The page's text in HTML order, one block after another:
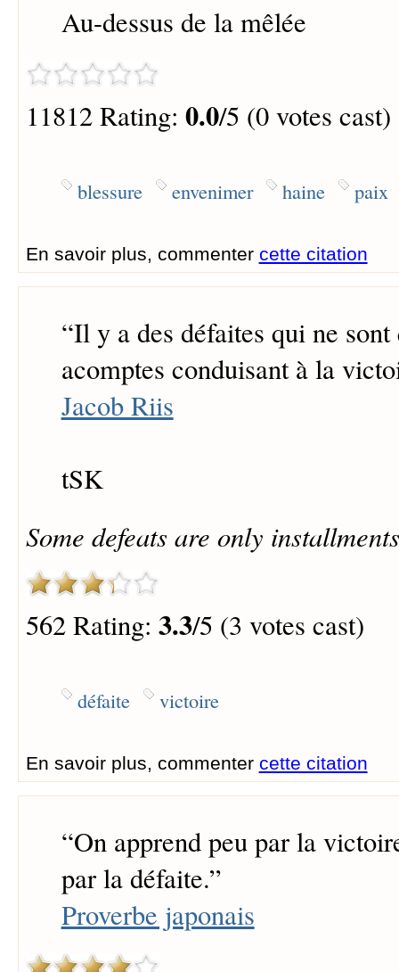
Au-dessus de la mêlée
11812 Rating: 0.0/5 (0 votes cast)
blessure envenimer haine paix
En savoir plus, commenter cette citation
“Il y a des défaites qui ne sont
acomptes conduisant à la
Jacob Riis
tSK
Some defeats are only
562 Rating: 3.3/5 (3 votes cast)
défaite victoire
En savoir plus, commenter cette citation
“On apprend peu par la
par la défaite.”
Proverbe japonais